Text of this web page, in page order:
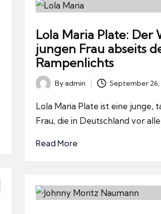
Lola Maria Plate: Der
jungen Frau abseits
Rampenlichts
Posted
by
Byadmin September 26,
Lola Maria Plate ist eine junge,
Frau, die in Deutschland vor
Read More